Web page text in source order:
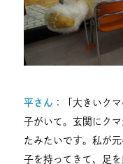
平さん ：「大きいク
子がいて。玄関にク
たみたいです。私が
子を持ってきて、足